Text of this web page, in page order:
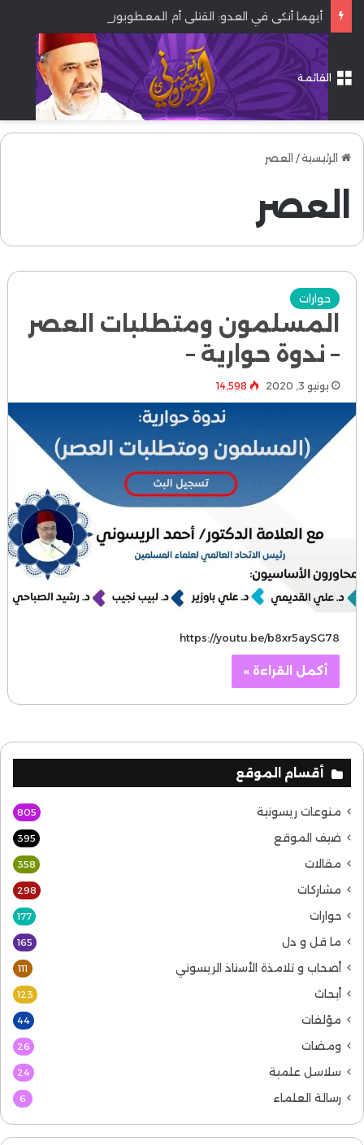
أيهما أنكى في العدو: القتلى أم المعطوبون؟
القائمة
الرئيسية/ العصر
العصر
حوارات
المسلمون ومتطلبات العصر
– ندوة حوارية –
يونيو 3, 2020 14٬598
https://youtu.be/b8xr5aySG78
أكمل القراءة »
أقسام الموقع
منوعات ريسونية 805
ضيف الموقع 395
مقالات 358
مشاركات 298
حوارات 177
ما قل و دل 165
أصحاب و تلامذة الأستاذ الريسوني 111
أبحاث 123
مؤلفات 44
ومضات 26
سلاسل علمية 24
رسالة العلماء 6